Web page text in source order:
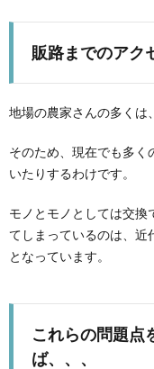
販路までのアク
地場の農家さんの多くは
そのため、現在でも多く
いたりするわけです。
モノとモノとしては交換
てしまっているのは、近
となっています。
これらの問題点
ば、、、